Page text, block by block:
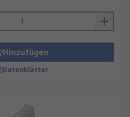
Hinzufügen
Datenblätter